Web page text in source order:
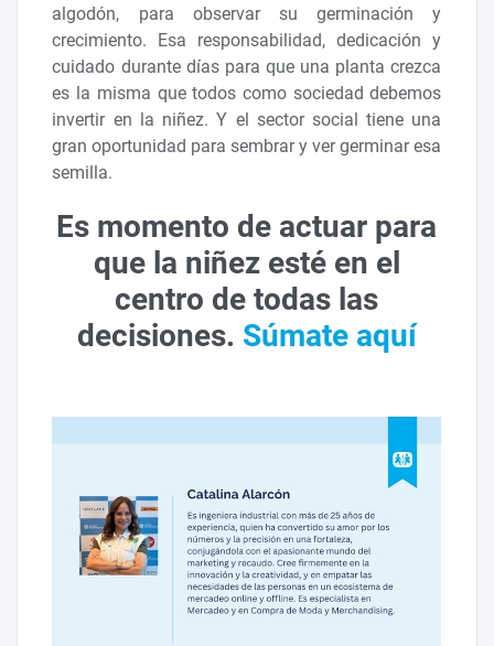
algodón, para observar su germinación y
crecimiento. Esa responsabilidad, dedicación y
cuidado durante días para que una planta crezca
es la misma que todos como sociedad debemos
invertir en la niñez. Y el sector social tiene una
gran oportunidad para sembrar y ver germinar esa
semilla.
Es momento de actuar para
que la niñez esté en el
centro de todas las
decisiones. Súmate aquí